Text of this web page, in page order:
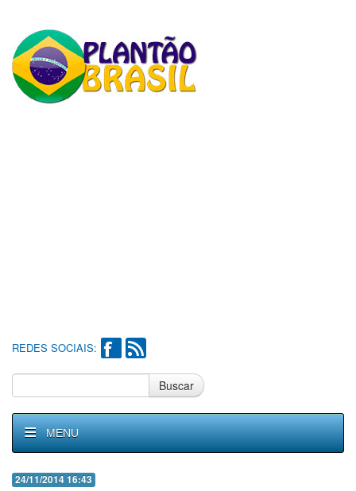
REDES SOCIAIS:
Buscar
MENU
24/11/2014 16:43